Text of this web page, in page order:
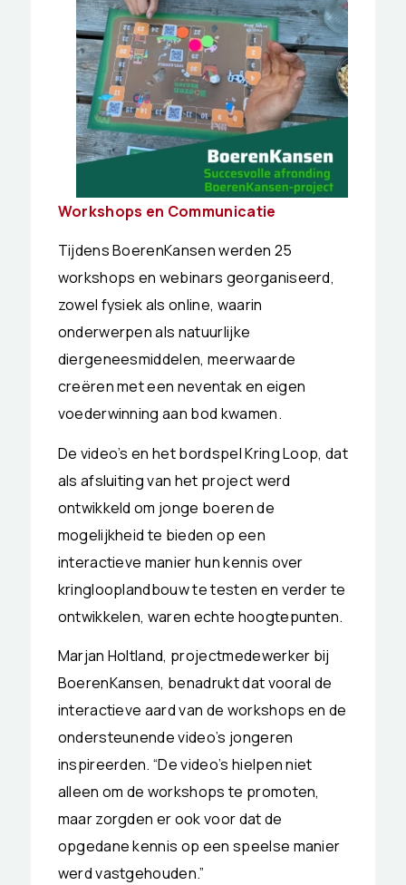
Workshops en Communicatie
Tijdens BoerenKansen werden 25
workshops en webinars georganiseerd,
zowel fysiek als online, waarin
onderwerpen als natuurlijke
diergeneesmiddelen, meerwaarde
creëren met een neventak en eigen
voederwinning aan bod kwamen.
De video’s en het bordspelKring Loop, dat
als afsluiting van het project werd
ontwikkeld om jonge boeren de
mogelijkheid te bieden op een
interactieve manier hun kennis over
kringlooplandbouw te testen en verder te
ontwikkelen, waren echte hoogtepunten.
Marjan Holtland, projectmedewerker bij
BoerenKansen, benadrukt dat vooral de
interactieve aard van de workshops en de
ondersteunende video’s jongeren
inspireerden. “De video’s hielpen niet
alleen om de workshops te promoten,
maar zorgden er ook voor dat de
opgedane kennis op een speelse manier
werd vastgehouden.”